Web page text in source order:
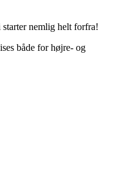
nemlig helt forfra!
både for højre- og